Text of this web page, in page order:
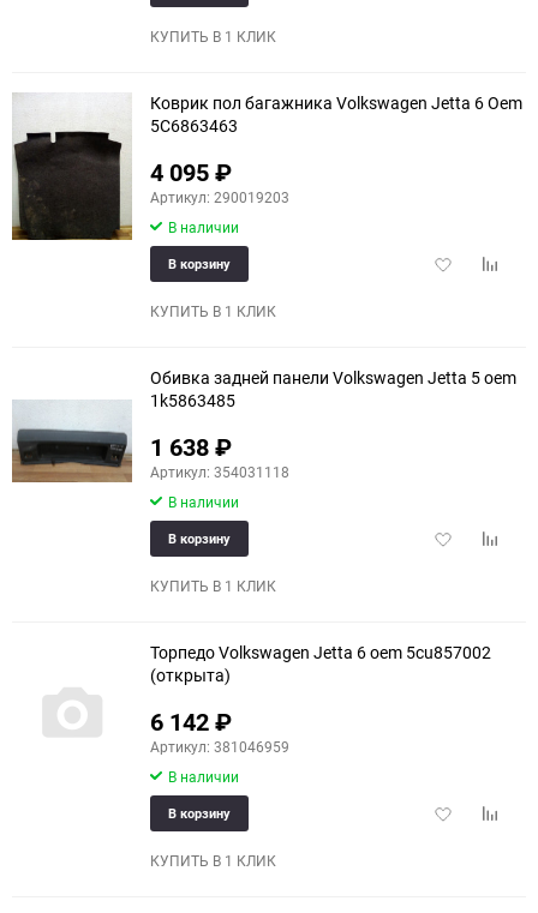
КУПИТЬ В 1 КЛИК
Коврик пол багажника Volkswagen Jetta 6 Oem
5C6863463
4 095₽
Артикул: 290019203
В наличии
Добавить
В корзину
КУПИТЬ В 1 КЛИК
Обивка задней панели Volkswagen Jetta 5 oem
1k5863485
1 638₽
Артикул: 354031118
В наличии
Добавить
В корзину
КУПИТЬ В 1 КЛИК
Торпедо Volkswagen Jetta 6 oem 5cu857002
(открыта)
6 142₽
Артикул: 381046959
В наличии
Добавить
В корзину
КУПИТЬ В 1 КЛИК